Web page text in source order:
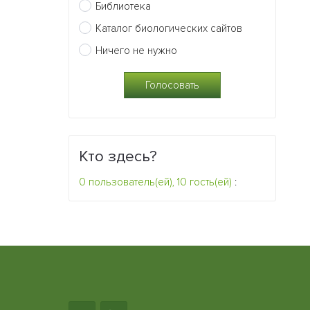
Библиотека
Каталог биологических сайтов
Ничего не нужно
Кто здесь?
0 пользователь(ей), 10 гость(ей) :